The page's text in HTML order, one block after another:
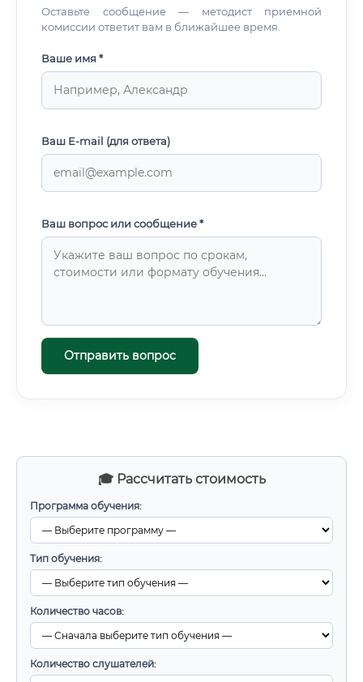
🎓 Рассчитать стоимость
Программа обучения:
Тип обучения:
Количество часов:
Количество слушателей:
Оставьте сообщение — методист приемной
комиссии ответит вам в ближайшее время.
Ваше имя *
Ваш E-mail (для ответа)
Ваш вопрос или сообщение *
Отправить вопрос